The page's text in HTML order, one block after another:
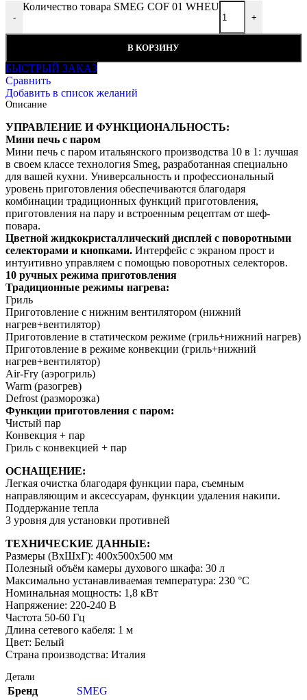
-
Количество товара SMEG COF 01 WHEU
+
В КОРЗИНУ
БЫСТРЫЙ ЗАКАЗ
Сравнить
Добавить в список желаний
Описание
УПРАВЛЕНИЕ И ФУНКЦИОНАЛЬНОСТЬ:
Мини печь с паром
Мини печь с паром итальянского производства 10 в 1: лучшая
в своем классе технология Smeg, разработанная специально
для вашей кухни. Универсальность и профессиональный
уровень приготовления обеспечиваются благодаря
комбинации традиционных функций приготовления,
приготовления на пару и встроенным рецептам от шеф-
повара.
Цветной жидкокристаллический дисплей с поворотными
селекторами и кнопками. Интерфейс с экраном прост и
интуитивно управляем с помощью поворотных селекторов.
10 ручных режима приготовления
Традиционные режимы нагрева:
Гриль
Приготовление с нижним вентилятором (нижний
нагрев+вентилятор)
Приготовление в статическом режиме (гриль+нижний нагрев)
Приготовление в режиме конвекции (гриль+нижний
нагрев+вентилятор)
Air-Fry (аэрогриль)
Warm (разогрев)
Defrost (разморозка)
Функции приготовления с паром:
Чистый пар
Конвекция + пар
Гриль с конвекцией + пар
ОСНАЩЕНИЕ:
Легкая очистка благодаря функции пара, съемным
направляющим и аксессуарам, функции удаления накипи.
Поддержание тепла
3 уровня для установки противней
ТЕХНИЧЕСКИЕ ДАННЫЕ:
Размеры (ВхШхГ): 400x500x500 мм
Полезный объём камеры духового шкафа: 30 л
Максимально устанавливаемая температура: 230 °C
Номинальная мощность: 1,8 кВт
Напряжение: 220-240 В
Частота 50-60 Гц
Длина сетевого кабеля: 1 м
Цвет: Белый
Страна производства: Италия
Детали
Бренд SMEG